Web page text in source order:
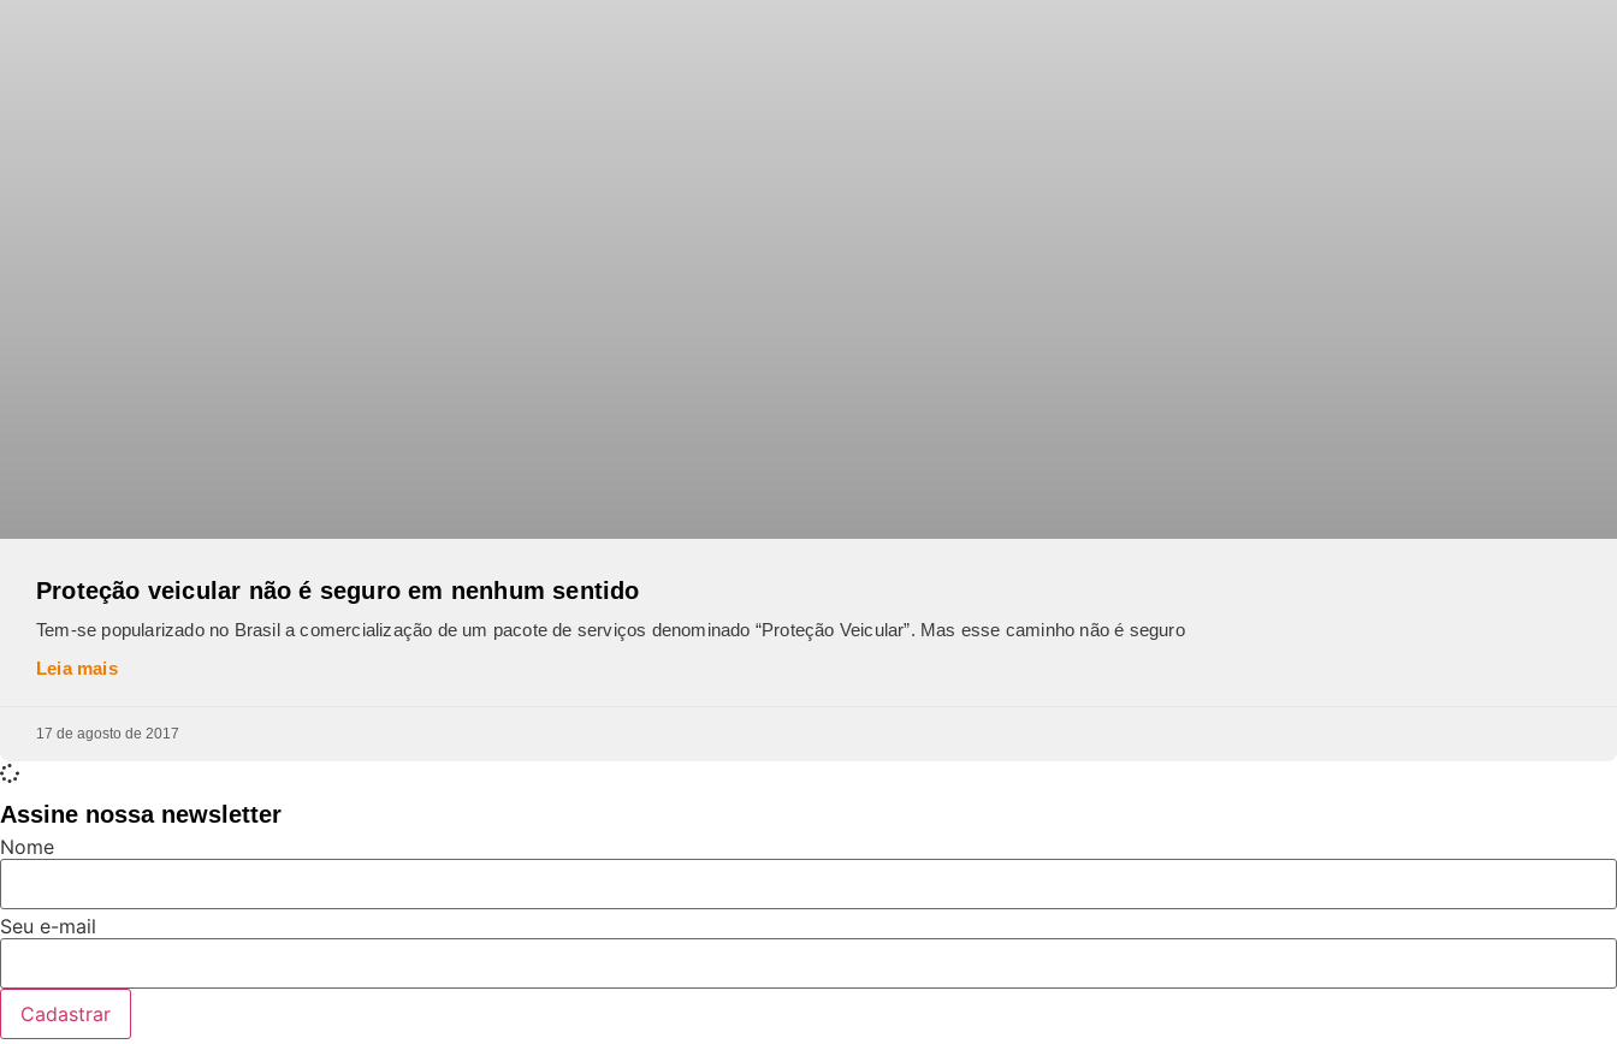
Proteção veicular não é seguro em nenhum sentido
Tem-se popularizado no Brasil a comercialização de um pacote de serviços denominado “Proteção Veicular”. Mas esse caminho não é seguro
Leia mais
17 de agosto de 2017
Assine nossa newsletter
Nome
Seu e-mail